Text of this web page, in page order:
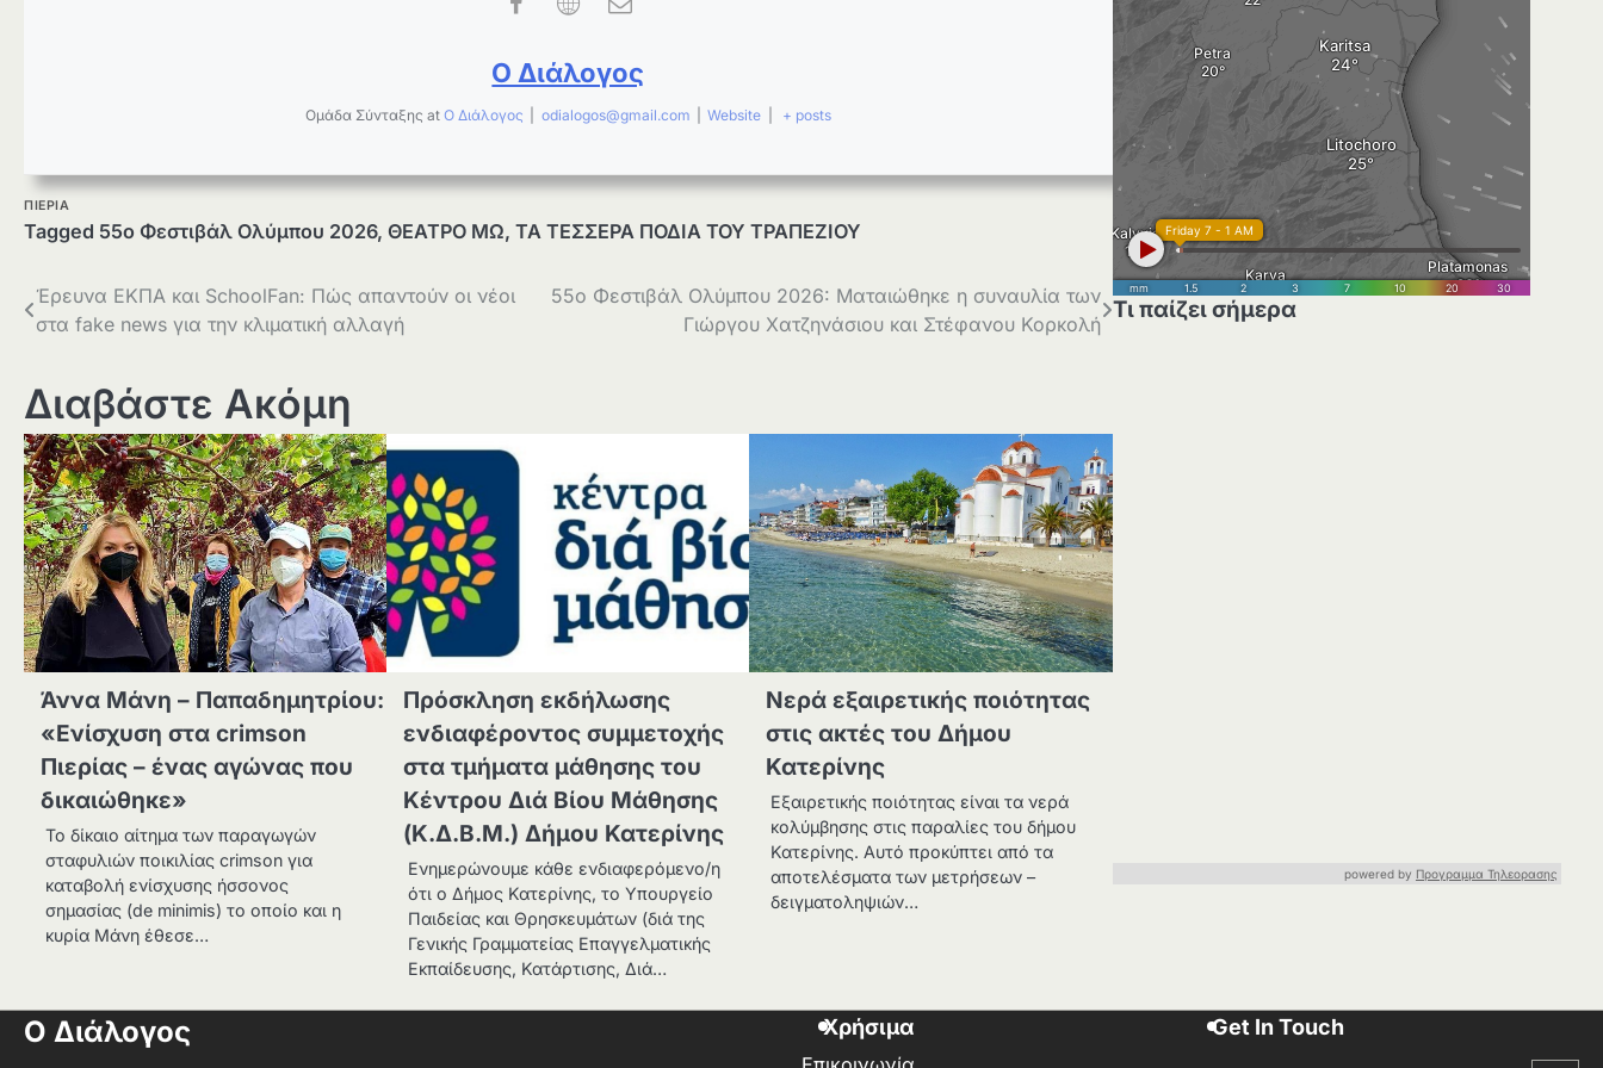
Ο Διάλογος
Ομάδα Σύνταξης at Ο Διάλογος odialogos@gmail.com Website + posts
ΠΙΕΡΙΑ
Tagged 55ο Φεστιβάλ Ολύμπου 2026, ΘΕΑΤΡΟ ΜΩ, ΤΑ ΤΕΣΣΕΡΑ ΠΟΔΙΑ ΤΟΥ ΤΡΑΠΕΖΙΟΥ
Πλοήγηση
άρθρων
Έρευνα ΕΚΠΑ και SchoolFan: Πώς απαντούν οι νέοι
στα fake news για την κλιματική αλλαγή
55ο Φεστιβάλ Ολύμπου 2026: Ματαιώθηκε η συναυλία των
Γιώργου Χατζηνάσιου και Στέφανου Κορκολή
Διαβάστε Ακόμη
Άννα Μάνη – Παπαδημητρίου:
«Ενίσχυση στα crimson
Πιερίας – ένας αγώνας που
δικαιώθηκε»
Το δίκαιο αίτημα των παραγωγών
σταφυλιών ποικιλίας crimson για
καταβολή ενίσχυσης ήσσονος
σημασίας (de minimis) το οποίο και η
κυρία Μάνη έθεσε…
Πρόσκληση εκδήλωσης
ενδιαφέροντος συμμετοχής
στα τμήματα μάθησης του
Κέντρου Διά Βίου Μάθησης
(Κ.Δ.Β.Μ.) Δήμου Κατερίνης
Ενημερώνουμε κάθε ενδιαφερόμενο/η
ότι ο Δήμος Κατερίνης, το Υπουργείο
Παιδείας και Θρησκευμάτων (διά της
Γενικής Γραμματείας Επαγγελματικής
Εκπαίδευσης, Κατάρτισης, Διά…
Νερά εξαιρετικής ποιότητας
στις ακτές του Δήμου
Κατερίνης
Εξαιρετικής ποιότητας είναι τα νερά
κολύμβησης στις παραλίες του δήμου
Κατερίνης. Αυτό προκύπτει από τα
αποτελέσματα των μετρήσεων –
δειγματοληψιών…
Τι παίζει σήμερα
powered by Προγραμμα Τηλεορασης
Ο Διάλογος Χρήσιμα Get In Touch